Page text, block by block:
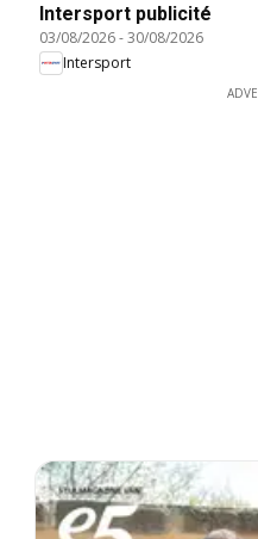
Intersport publicité
03/08/2026-30/08/2026
Intersport